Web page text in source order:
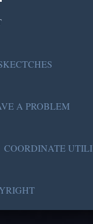
A PROBLEM
COORDINATE UTILI